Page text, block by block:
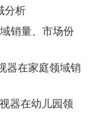
分析
销量、市场份
器在家庭领域销
器在幼儿园领